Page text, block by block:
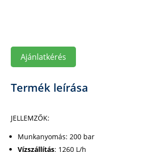
Ajánlatkérés
Termék leírása
JELLEMZŐK:
Munkanyomás: 200 bar
Vízszállítás: 1260 L/h